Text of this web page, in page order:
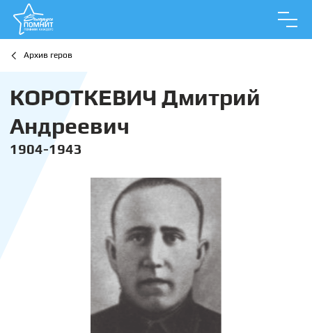
Архив геров
КОРОТКЕВИЧ Дмитрий
Андреевич
1904-1943